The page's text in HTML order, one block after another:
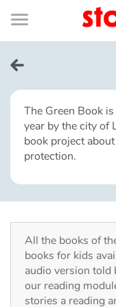
Connexion
Bibliothèque
de
page
Menu
Log in
Try for free
Library
Home
Tales and classics in
The Green Book
year by the city of
book project
protection.
All the books of
books for kids
audio version told
our reading
stories a reading